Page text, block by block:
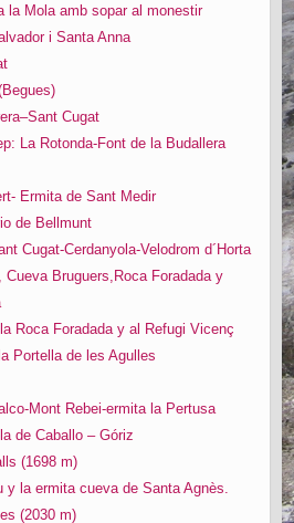
la Mola amb sopar al monestir
i Santa Anna
Cugat
La Rotonda-Font de la Budallera
Ermita de Sant Medir
de Bellmunt
Cugat-Cerdanyola-Velodrom d´Horta
Cueva Bruguers,Roca Foradada y
Roca Foradada y al Refugi Vicenç
Portella de les Agulles
Mont Rebei-ermita la Pertusa
de Caballo – Góriz
(1698 m)
y la ermita cueva de Santa Agnès.
(2030 m)